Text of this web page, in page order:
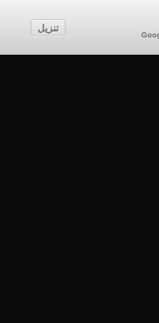
تنزيل